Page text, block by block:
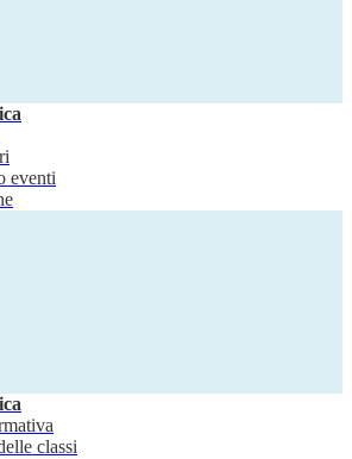
eventi
classi